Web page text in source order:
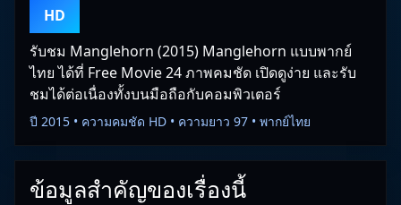
HD
รับชม Manglehorn (2015) Manglehorn แบบพากย์
ไทย ได้ที่ Free Movie 24 ภาพคมชัด เปิดดูง่าย และรับ
ชมได้ต่อเนื่องทั้งบนมือถือกับคอมพิวเตอร์
ปี 2015 • ความคมชัด HD • ความยาว 97 • พากย์ไทย
ข้อมูลสำคัญของเรื่องนี้